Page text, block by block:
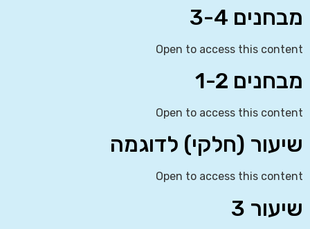
מבחנים 3-4
Open to access this content
מבחנים 1-2
Open to access this content
שיעור (חלקי) לדוגמה
Open to access this content
שיעור 3